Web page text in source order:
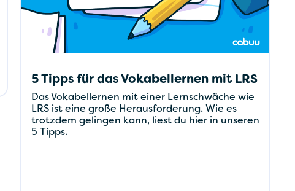
5 Tipps für das Vokabellernen mit LRS
Das Vokabellernen mit einer Lernschwäche wie
LRS ist eine große Herausforderung. Wie es
trotzdem gelingen kann, liest du hier in unseren
5 Tipps.